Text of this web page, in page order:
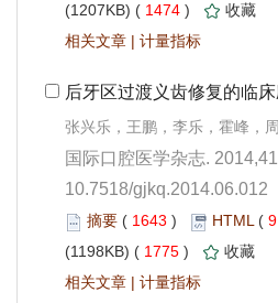
1474 )
|
10.7518/gjkq.2014.06.012
1643 ) 9
1775 )
|